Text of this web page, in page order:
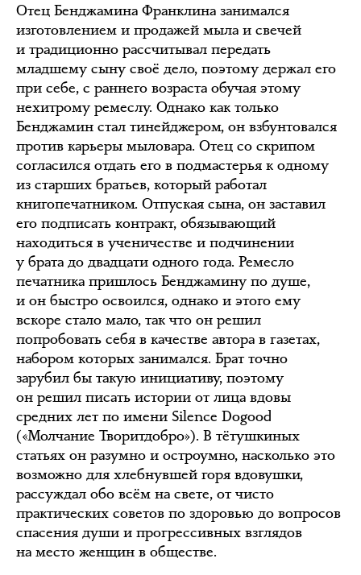
Отец Бенджамина Франклина занимался
изготовлением и продажей мыла и свечей
и традиционно рассчитывал передать
младшему сыну своё дело, поэтому держал его
при себе, с раннего возраста обучая этому
нехитрому ремеслу. Однако как только
Бенджамин стал тинейджером, он взбунтовался
против карьеры мыловара. Отец со скрипом
согласился отдать его в подмастерья к одному
из старших братьев, который работал
книгопечатником. Отпуская сына, он заставил
его подписать контракт, обязывающий
находиться в ученичестве и подчинении
у брата до двадцати одного года. Ремесло
печатника пришлось Бенджамину по душе,
и он быстро освоился, однако и этого ему
вскоре стало мало, так что он решил
попробовать себя в качестве автора в газетах,
набором которых занимался. Брат точно
зарубил бы такую инициативу, поэтому
он решил писать истории от лица вдовы
средних лет по имени Silence Dogood
(«Молчание Творитдобро»). В тётушкиных
статьях он разумно и остроумно, насколько это
возможно для хлебнувшей горя вдовушки,
рассуждал обо всём на свете, от чисто
практических советов по здоровью до вопросов
спасения души и прогрессивных взглядов
на место женщин в обществе.